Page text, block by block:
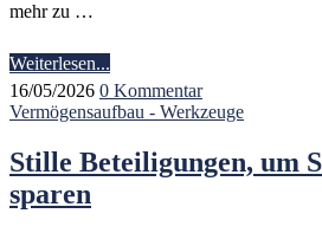
mehr zu …
Weiterlesen...
16/05/2026 0 Kommentar
Vermögensaufbau - Werkzeuge
Stille Beteiligungen, um
sparen